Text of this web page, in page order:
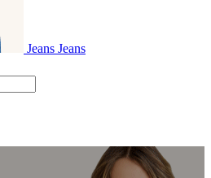
Jeans Jeans